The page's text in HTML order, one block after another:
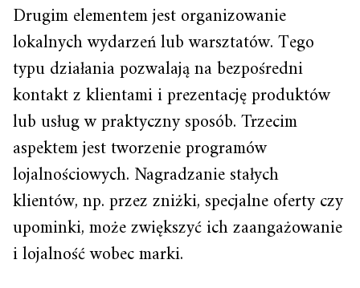
Drugim elementem jest organizowanie
lokalnych wydarzeń lub warsztatów. Tego
typu działania pozwalają na bezpośredni
kontakt z klientami i prezentację produktów
lub usług w praktyczny sposób. Trzecim
aspektem jest tworzenie programów
lojalnościowych. Nagradzanie stałych
klientów, np. przez zniżki, specjalne oferty czy
upominki, może zwiększyć ich zaangażowanie
i lojalność wobec marki.